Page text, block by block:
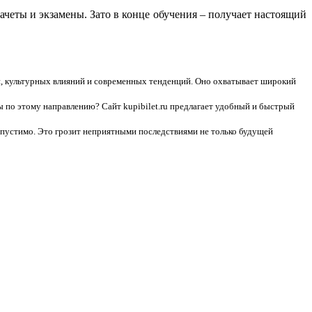
и экзамены. Зато в конце обучения – получает настоящий
культурных влияний и современных тенденций. Оно охватывает широкий
по этому направлению? Сайт kupibilet.ru предлагает удобный и быстрый
Это грозит неприятными последствиями не только будущей